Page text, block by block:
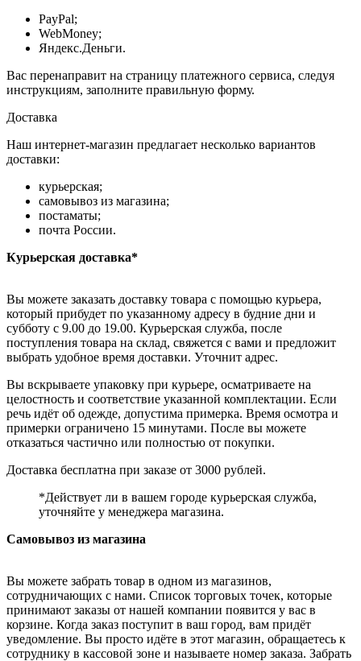
PayPal;
WebMoney;
Яндекс.Деньги.
Вас перенаправит на страницу платежного сервиса, следуя
инструкциям, заполните правильную форму.
Доставка
Наш интернет-магазин предлагает несколько вариантов
доставки:
курьерская;
самовывоз из магазина;
постаматы;
почта России.
Курьерская доставка*
Вы можете заказать доставку товара с помощью курьера,
который прибудет по указанному адресу в будние дни и
субботу с 9.00 до 19.00. Курьерская служба, после
поступления товара на склад, свяжется с вами и предложит
выбрать удобное время доставки. Уточнит адрес.
Вы вскрываете упаковку при курьере, осматриваете на
целостность и соответствие указанной комплектации. Если
речь идёт об одежде, допустима примерка. Время осмотра и
примерки ограничено 15 минутами. После вы можете
отказаться частично или полностью от покупки.
Доставка бесплатна при заказе от 3000 рублей.
*Действует ли в вашем городе курьерская служба,
уточняйте у менеджера магазина.
Самовывоз из магазина
Вы можете забрать товар в одном из магазинов,
сотрудничающих с нами. Список торговых точек, которые
принимают заказы от нашей компании появится у вас в
корзине. Когда заказ поступит в ваш город, вам придёт
уведомление. Вы просто идёте в этот магазин, обращаетесь к
сотруднику в кассовой зоне и называете номер заказа. Забрать